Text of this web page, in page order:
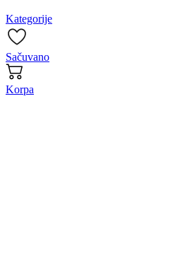
Kategorije
Sačuvano
Korpa